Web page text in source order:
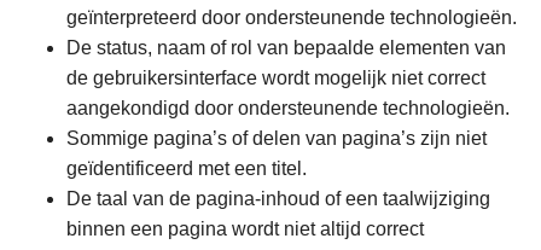
geïnterpreteerd door ondersteunende technologieën.
De status, naam of rol van bepaalde elementen van
de gebruikersinterface wordt mogelijk niet correct
aangekondigd door ondersteunende technologieën.
Sommige pagina’s of delen van pagina’s zijn niet
geïdentificeerd met een titel.
De taal van de pagina-inhoud of een taalwijziging
binnen een pagina wordt niet altijd correct